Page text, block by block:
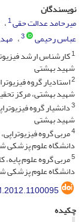
نویسندگان
میرحامد عدالت حقی1
عباس رحیمی 3
1کارشناس ارشد
شهید بهشتی
2استادیار گروه
شهید بهشتی، مرکز
3دانشیار گروه
شهید بهشتی
4مربی گروه
دانشگاه علوم پزشکی
5مربی گروه علوم
دانشگاه علوم پزشکی
چکیده